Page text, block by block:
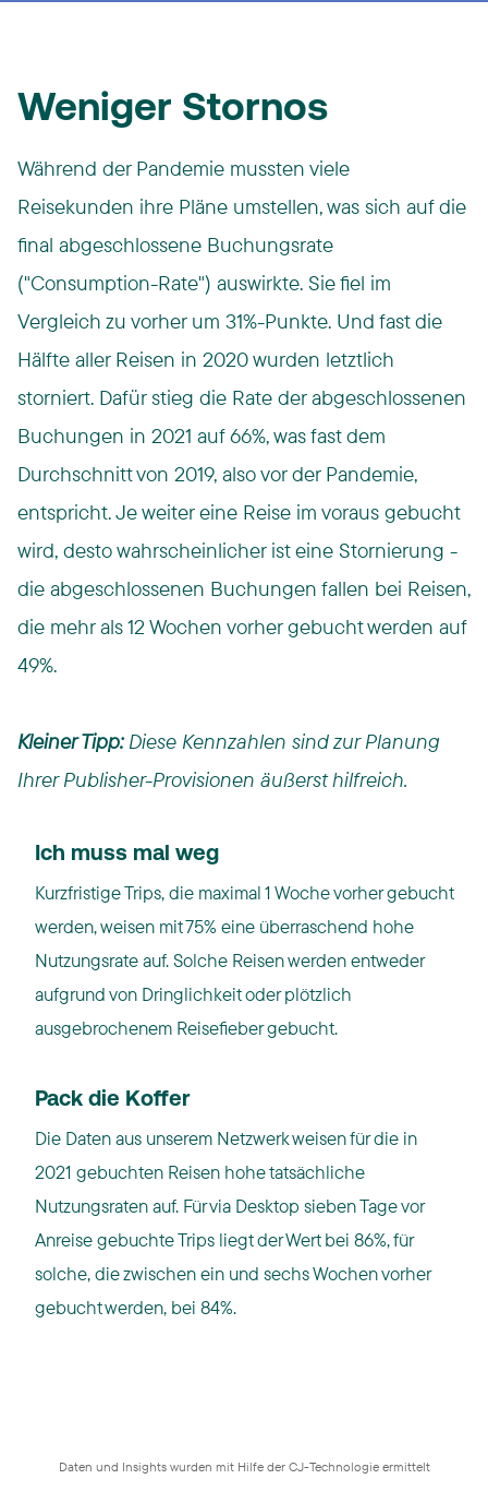
Weniger Stornos
Während der Pandemie mussten viele
Reisekunden ihre Pläne umstellen, was sich auf die
final abgeschlossene Buchungsrate
("Consumption-Rate") auswirkte. Sie fiel im
Vergleich zu vorher um 31%-Punkte. Und fast die
Hälfte aller Reisen in 2020 wurden letztlich
storniert. Dafür stieg die Rate der abgeschlossenen
Buchungen in 2021 auf 66%, was fast dem
Durchschnitt von 2019, also vor der Pandemie,
entspricht. Je weiter eine Reise im voraus gebucht
wird, desto wahrscheinlicher ist eine Stornierung -
die abgeschlossenen Buchungen fallen bei Reisen,
die mehr als 12 Wochen vorher gebucht werden auf
49%.
Kleiner Tipp:Diese Kennzahlen sind zur Planung
Ihrer Publisher-Provisionen äußerst hilfreich.
Ich muss mal weg
Kurzfristige Trips, die maximal 1 Woche vorher gebucht
werden, weisen mit 75% eine überraschend hohe
Nutzungsrate auf. Solche Reisen werden entweder
aufgrund von Dringlichkeit oder plötzlich
ausgebrochenem Reisefieber gebucht.
Pack die Koffer
Die Daten aus unserem Netzwerk weisen für die in
2021 gebuchten Reisen hohe tatsächliche
Nutzungsraten auf. Für via Desktop sieben Tage vor
Anreise gebuchte Trips liegt der Wert bei 86%, für
solche, die zwischen ein und sechs Wochen vorher
gebucht werden, bei 84%.
Daten und Insights wurden mit Hilfe der CJ-Technologie ermittelt